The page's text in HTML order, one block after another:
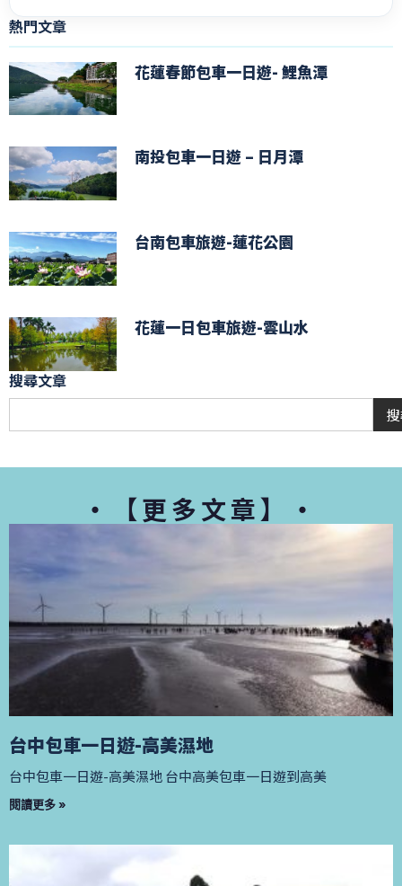
熱門文章
花蓮春節包車一日遊- 鯉魚潭
南投包車一日遊 – 日月潭
台南包車旅遊-蓮花公園
花蓮一日包車旅遊-雲山水
搜尋文章
・【更多文章】・
台中包車一日遊-高美濕地
台中包車一日遊-高美濕地 台中高美包車一日遊到高美
閱讀更多 »